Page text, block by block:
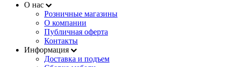
О нас
Розничные магазины
О компании
Публичная оферта
Контакты
Информация
Доставка и подъем